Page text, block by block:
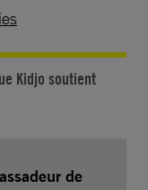
Kidjo soutient
de